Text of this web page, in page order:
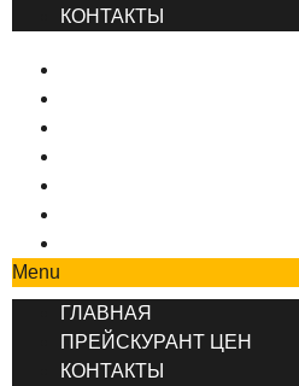
КОНТАКТЫ
Menu
ГЛАВНАЯ
ПРЕЙСКУРАНТ ЦЕН
КОНТАКТЫ